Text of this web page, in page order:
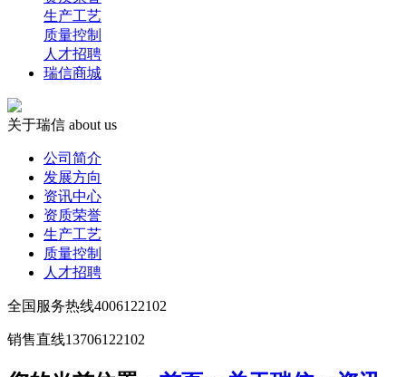
生产工艺
质量控制
人才招聘
瑞信商城
关于瑞信 about us
公司简介
发展方向
资讯中心
资质荣誉
生产工艺
质量控制
人才招聘
全国服务热线4006122102
销售直线13706122102